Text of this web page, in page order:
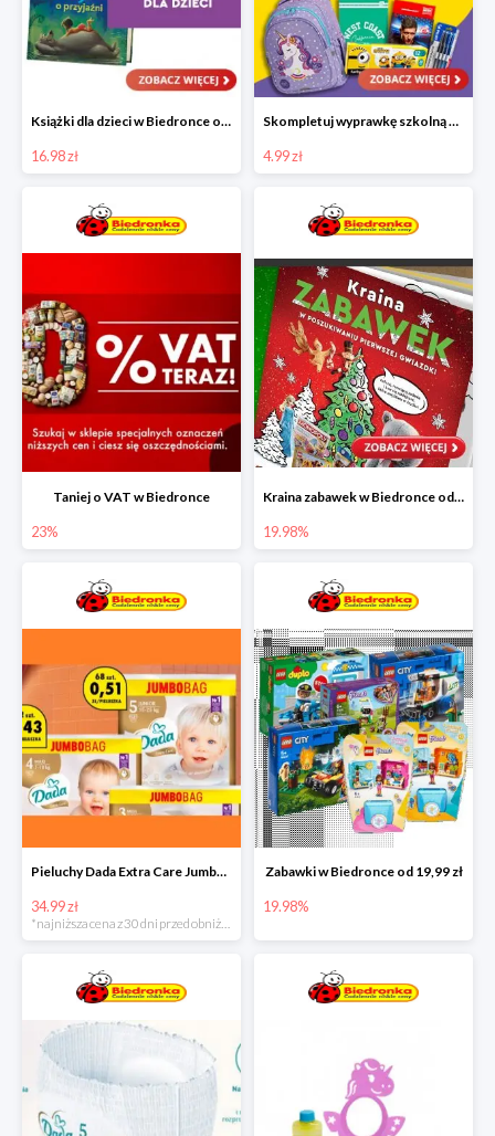
Książki dla dzieci w Biedronce od 16,99 zł
16.98 zł
Skompletuj wyprawkę szkolną z Biedronką od 4,99 zł
4.99 zł
Taniej o VAT w Biedronce
23%
Kraina zabawek w Biedronce od 19,99 zł
19.98%
Pieluchy Dada Extra Care Jumbo Bag w super cenie
34.99 zł
*najniższa cena z 30 dni przed obniżką
Zabawki w Biedronce od 19,99 zł
19.98%